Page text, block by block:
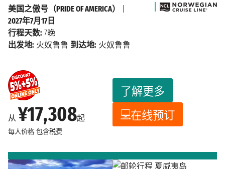
从 ¥17,308起
每人价格 包含税费
了解更多
在线预订
美国之傲号（PRIDE OF AMERICA）
2027年7月17日
行程天数: 7晚
出发地: 火奴鲁鲁 到达地: 火奴鲁鲁